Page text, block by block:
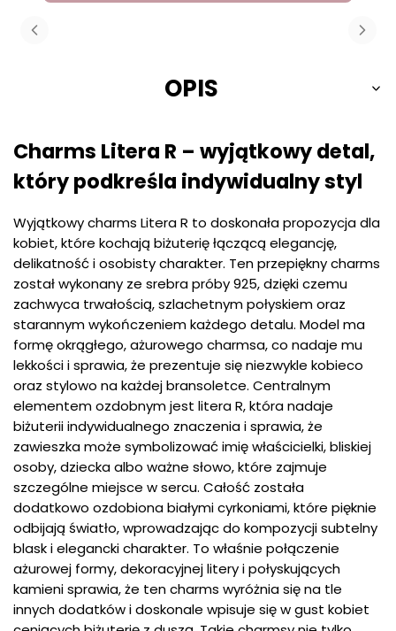
OPIS
Charms Litera R – wyjątkowy detal,
który podkreśla indywidualny styl
Wyjątkowy charms Litera R to doskonała propozycja dla
kobiet, które kochają biżuterię łączącą elegancję,
delikatność i osobisty charakter. Ten przepiękny charms
został wykonany ze srebra próby 925, dzięki czemu
zachwyca trwałością, szlachetnym połyskiem oraz
starannym wykończeniem każdego detalu. Model ma
formę okrągłego, ażurowego charmsa, co nadaje mu
lekkości i sprawia, że prezentuje się niezwykle kobieco
oraz stylowo na każdej bransoletce. Centralnym
elementem ozdobnym jest litera R, która nadaje
biżuterii indywidualnego znaczenia i sprawia, że
zawieszka może symbolizować imię właścicielki, bliskiej
osoby, dziecka albo ważne słowo, które zajmuje
szczególne miejsce w sercu. Całość została
dodatkowo ozdobiona białymi cyrkoniami, które pięknie
odbijają światło, wprowadzając do kompozycji subtelny
blask i elegancki charakter. To właśnie połączenie
ażurowej formy, dekoracyjnej litery i połyskujących
kamieni sprawia, że ten charms wyróżnia się na tle
innych dodatków i doskonale wpisuje się w gust kobiet